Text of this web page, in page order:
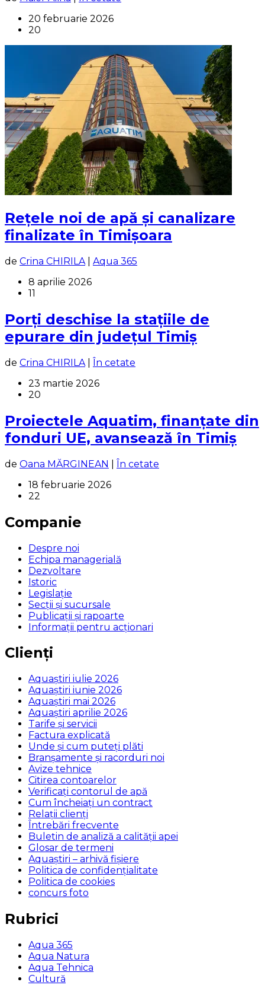
20 februarie 2026
20
Rețele noi de apă și canalizare
finalizate în Timișoara
de Crina CHIRILA| Aqua 365
8 aprilie 2026
11
Porți deschise la stațiile de
epurare din județul Timiș
de Crina CHIRILA| În cetate
23 martie 2026
20
Proiectele Aquatim, finanțate din
fonduri UE, avansează în Timiș
de Oana MĂRGINEAN
În cetate
18 februarie 2026
22
Companie
Despre noi
Echipa managerială
Dezvoltare
Istoric
Legislaţie
Secţii şi sucursale
Publicații și rapoarte
Informații pentru acționari
Clienți
Aquaștiri iulie 2026
Aquaștiri iunie 2026
Aquaștiri mai 2026
Aquaștiri aprilie 2026
Tarife și servicii
Factura explicată
Unde și cum puteţi plăti
Branșamente și racorduri noi
Avize tehnice
Citirea contoarelor
Verificaţi contorul de apă
Cum încheiaţi un contract
Relaţii clienţi
Întrebări frecvente
Buletin de analiză a calităţii apei
Glosar de termeni
Aquaștiri – arhivă fișiere
Politica de confidențialitate
Politica de cookies
concurs foto
Rubrici
Aqua 365
Aqua Natura
Aqua Tehnica
Cultură